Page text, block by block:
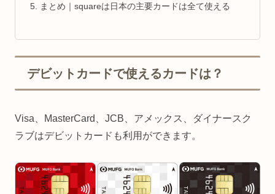
まとめ｜squareは日本の主要カードは全て使える
デビットカードで使えるカードは？
Visa、MasterCard、JCB、アメックス、ダイナースク
ラブはデビットカードも利用ができます。